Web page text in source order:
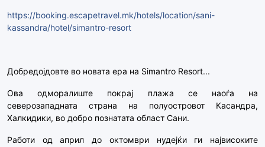
https://booking.escapetravel.mk/hotels/location/sani-
kassandra/hotel/simantro-resort
Добредојдовте во новата ера на Simantro Resort...
Ова одморалиште покрај плажа се наоѓа на
северозападната страна на полуостровот Касандра,
Халкидики, во добро познатата област Сани.
Работи од април до октомври нудејќи ги највисоките